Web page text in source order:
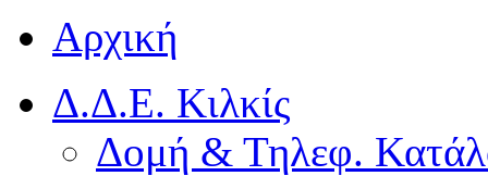
Αρχική
Δ.Δ.Ε. Κιλκίς
Δομή & Τηλεφ.